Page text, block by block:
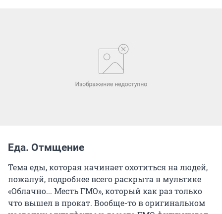
Еда. Отмщение
Тема еды, которая начинает охотиться на людей,
пожалуй, подробнее всего раскрыта в мультике
«Облачно... Месть ГМО», который как раз только
что вышел в прокат. Вообще-то в оригинальном